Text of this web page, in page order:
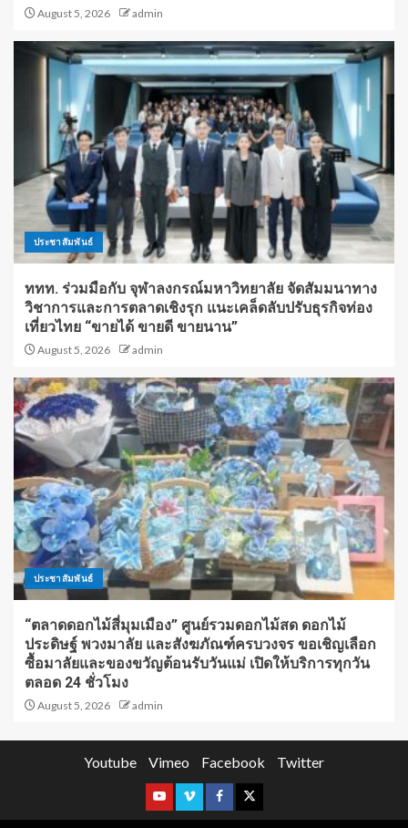
August 5, 2026 admin
ประชาสัมพันธ์
ททท. ร่วมมือกับ จุฬาลงกรณ์มหาวิทยาลัย จัดสัมมนาทาง
วิชาการและการตลาดเชิงรุก แนะเคล็ดลับปรับธุรกิจท่อง
เที่ยวไทย “ขายได้ ขายดี ขายนาน”
August 5, 2026 admin
ประชาสัมพันธ์
“ตลาดดอกไม้สี่มุมเมือง” ศูนย์รวมดอกไม้สด ดอกไม้
ประดิษฐ์ พวงมาลัย และสังฆภัณฑ์ครบวงจร ขอเชิญเลือก
ซื้อมาลัยและของขวัญต้อนรับวันแม่ เปิดให้บริการทุกวัน
ตลอด 24 ชั่วโมง
August 5, 2026 admin
Youtube Vimeo Facebook Twitter